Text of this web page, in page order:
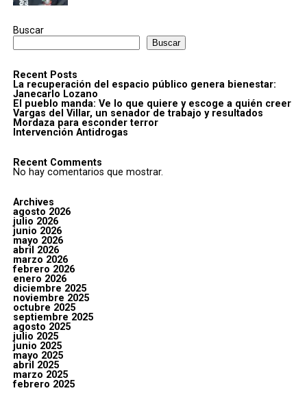
Buscar
Buscar
Recent Posts
La recuperación del espacio público genera bienestar:
Janecarlo Lozano
El pueblo manda: Ve lo que quiere y escoge a quién creer
Vargas del Villar, un senador de trabajo y resultados
Mordaza para esconder terror
Intervención Antidrogas
Recent Comments
No hay comentarios que mostrar.
Archives
agosto 2026
julio 2026
junio 2026
mayo 2026
abril 2026
marzo 2026
febrero 2026
enero 2026
diciembre 2025
noviembre 2025
octubre 2025
septiembre 2025
agosto 2025
julio 2025
junio 2025
mayo 2025
abril 2025
marzo 2025
febrero 2025